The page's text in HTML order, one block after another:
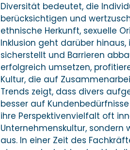
Diversität bedeutet, die
berücksichtigen und
ethnische Herkunft, sexuelle
Inklusion geht darüber
sicherstellt und Barrieren
erfolgreich umsetzen,
Kultur, die auf
Trends zeigt, dass divers
besser auf
ihre Perspektivenvielfalt oft
Unternehmenskultur,
aus. In einer Zeit des